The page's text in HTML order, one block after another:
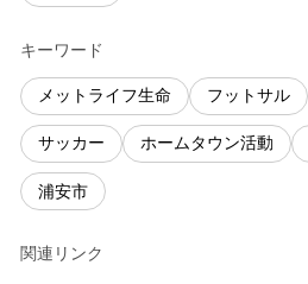
キーワード
メットライフ生命 フットサル
サッカー ホームタウン活動
浦安市
関連リンク